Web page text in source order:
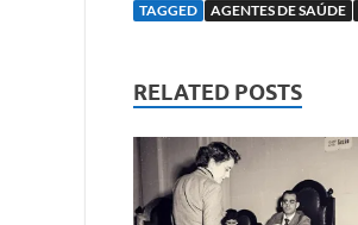
TAGGED AGENTES DE SAÚDE
RELATED POSTS